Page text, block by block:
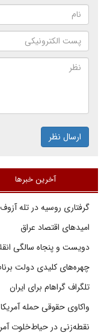
ارسال نظر
آخرین خبرها
گرفتاری روسیه در تله آزوف
امیدهای اقتصاد عراق
دویست و پنجاه سالگی
چهره‌های کلیدی دولت
تلگراف گراهام برای ایران
واکاوی حقوقی حمله
نقطه‌زنی در حیاط‌خلوت